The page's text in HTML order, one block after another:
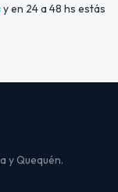
y en 24 a 48 hs estás
y Quequén.